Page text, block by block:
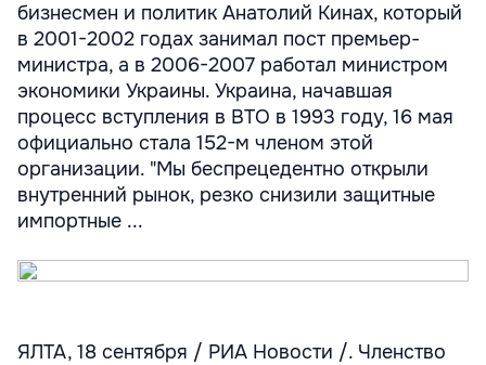
бизнесмен и политик Анатолий Кинах, который
в 2001-2002 годах занимал пост премьер-
министра, а в 2006-2007 работал министром
экономики Украины. Украина, начавшая
процесс вступления в ВТО в 1993 году, 16 мая
официально стала 152-м членом этой
организации. "Мы беспрецедентно открыли
внутренний рынок, резко снизили защитные
импортные ...
ЯЛТА, 18 сентября / РИА Новости /. Членство